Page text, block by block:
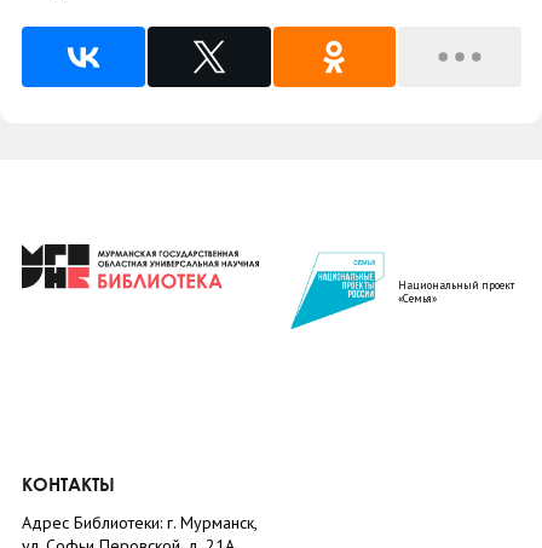
Национальный проект
«Семья»
КОНТАКТЫ
Адрес Библиотеки: г. Мурманск,